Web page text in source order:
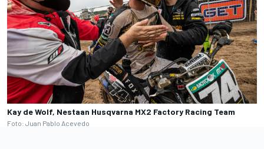
Kay de Wolf, Nestaan Husqvarna MX2 Factory Racing Team
Foto: Juan Pablo Acevedo